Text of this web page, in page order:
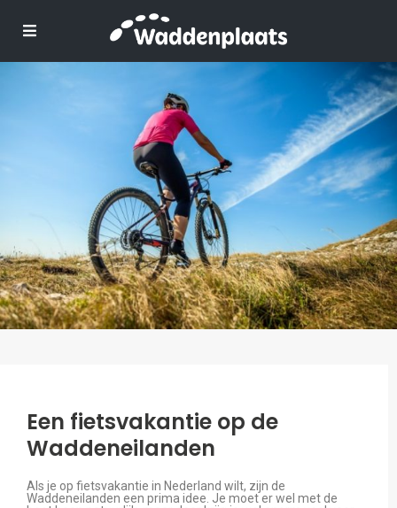
Een fietsvakantie op de
Waddeneilanden
Als je op fietsvakantie in Nederland wilt, zijn de
Waddeneilanden een prima idee. Je moet er wel met de